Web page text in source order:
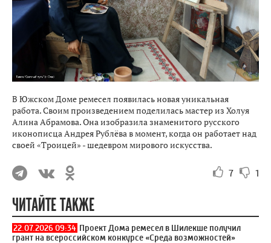
В Южском Доме ремесел появилась новая уникальная
работа. Своим произведением поделилась мастер из Холуя
Алина Абрамова. Она изобразила знаменитого русского
иконописца Андрея Рублёва в момент, когда он работает над
своей «Троицей» - шедевром мирового искусства.
7 1
ЧИТАЙТЕ ТАКЖЕ
22.07.2026 09:34 Проект Дома ремесел в Шилекше получил
грант на всероссийском конкурсе «Среда возможностей»